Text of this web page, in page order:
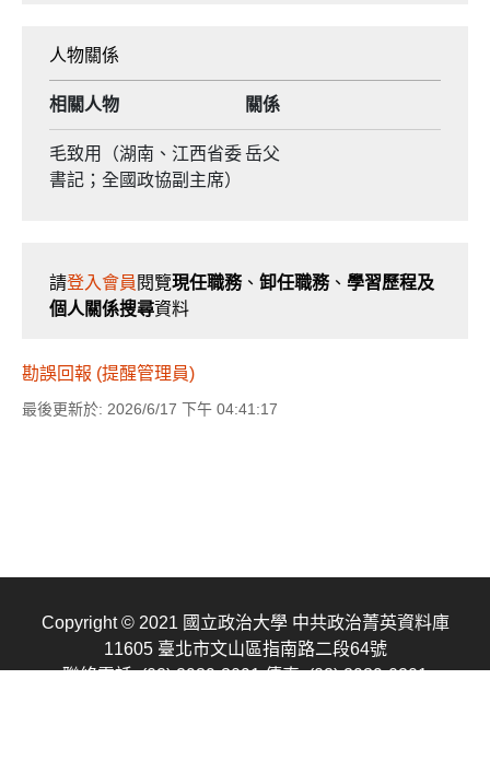
人物關係
相關人物 關係
毛致用（湖南、江西省委
書記；全國政協副主席）
岳父
請登入會員 閱覽現任職務、 卸任職務、 學習歷程及
個人關係搜尋資料
勘誤回報 (提醒管理員)
最後更新於: 2026/6/17 下午 04:41:17
Copyright © 2021 國立政治大學 中共政治菁英資料庫
11605 臺北市文山區指南路二段64號
聯絡電話: (02) 2939-3091 傳真: (02) 2939-0201